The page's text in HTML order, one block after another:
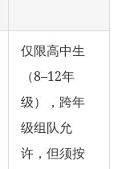
仅限高中生
（8–12年
级），跨年
级组队允
许，但须按